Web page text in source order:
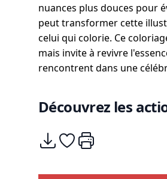
nuances plus douces pour
peut transformer cette
celui qui colorie. Ce
mais invite à revivre
rencontrent dans une
Découvrez les
Télécharger
Ajouter à mes coups de
Imprimer